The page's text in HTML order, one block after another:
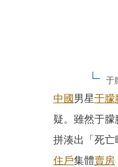
于
中國男星于朦
疑。雖然于
拼湊出「死亡
住戶集體賣房